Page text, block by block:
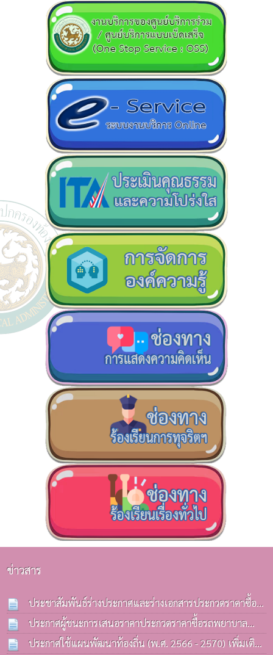
ข่าวสาร
ประชาสัมพันธ์ร่างประกาศและร่างเอกสารประกวดราคาซื้อ
รถบรรทุก(ดีเซล) ประจำกองคลังฯ
13 ก.ค. 2569
ประกาศผู้ชนะการเสนอราคาประกวดราคาซื้อรถพยาบาล
ฉุกเฉิน(รถกระบะ) ด้วยวิธีประกวดราคาอิเล็กทรอนิกส์(e-
ประกาศใช้แผนพัฒนาท้องถิ่น (พ.ศ. 2566 - 2570) เพิ่มเติม